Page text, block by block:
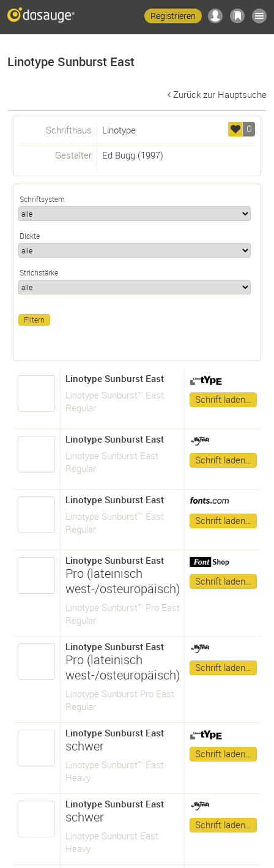
Registrieren
Linotype Sunburst East
Zurück zur Hauptsuche
0
Schrifthaus Linotype
Gestalter Ed Bugg(1997)
Schriftsystem
Dickte
Strichstärke
Linotype Sunburst East
Linotype Sunburst™ East
Regular
Schrift laden…
Linotype Sunburst East
Linotype Sunburst East
Regular
Schrift laden…
Linotype Sunburst East
Linotype Sunburst™ East
Regular
Schrift laden…
Linotype Sunburst East
Pro (lateinisch
west-/osteuropäisch)
Linotype Sunburst™ Pro East
Regular
Schrift laden…
Linotype Sunburst East
Pro (lateinisch
west-/osteuropäisch)
Linotype Sunburst Pro East
Regular
Schrift laden…
Linotype Sunburst East
schwer
Linotype Sunburst™ East
Heavy
Schrift laden…
Linotype Sunburst East
schwer
Linotype Sunburst East
Heavy
Schrift laden…